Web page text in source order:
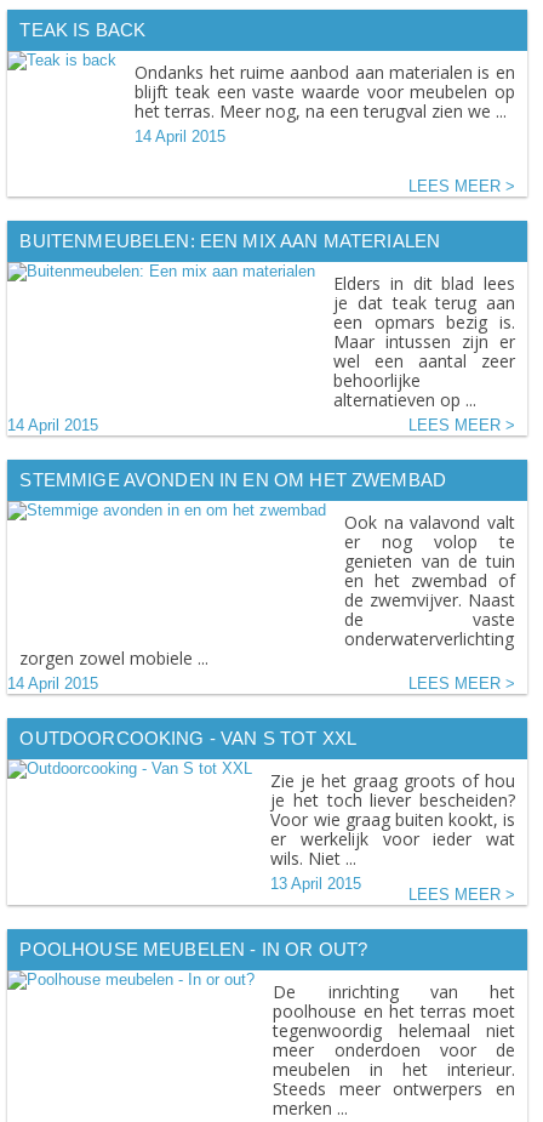
TEAK IS BACK
Ondanks het ruime aanbod aan materialen is en
blijft teak een vaste waarde voor meubelen op
het terras. Meer nog, na een terugval zien we ...
14 April 2015
LEES MEER
BUITENMEUBELEN: EEN MIX AAN MATERIALEN
Elders in dit blad lees
je dat teak terug aan
een opmars bezig is.
Maar intussen zijn er
wel een aantal zeer
behoorlijke
alternatieven op ...
14 April 2015 LEES MEER
STEMMIGE AVONDEN IN EN OM HET ZWEMBAD
Ook na valavond valt
er nog volop te
genieten van de tuin
en het zwembad of
de zwemvijver. Naast
de vaste
onderwaterverlichting
zorgen zowel mobiele ...
14 April 2015 LEES MEER
OUTDOORCOOKING - VAN S TOT XXL
Zie je het graag groots of hou
je het toch liever bescheiden?
Voor wie graag buiten kookt, is
er werkelijk voor ieder wat
wils. Niet ...
13 April 2015
LEES MEER
POOLHOUSE MEUBELEN - IN OR OUT?
De inrichting van het
poolhouse en het terras moet
tegenwoordig helemaal niet
meer onderdoen voor de
meubelen in het interieur.
Steeds meer ontwerpers en
merken ...